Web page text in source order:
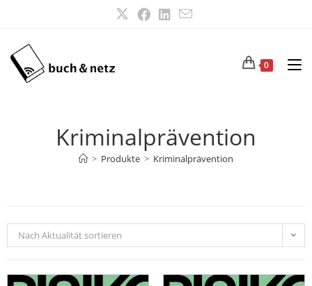
0
Kriminalprävention
> Produkte > Kriminalprävention
Nach Aktualität sortieren